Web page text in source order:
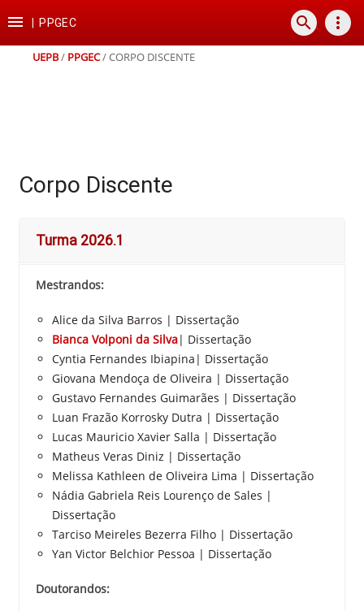
para
conteúdo
para
para
para
rodapé
 PPGEC search more_vert
UEPB/ PPGEC/CORPO DISCENTE
Corpo Discente
Turma 2026.1
Mestrandos:
Alice da Silva Barros | Dissertação
Bianca Volponi da Silva| Dissertação
Cyntia Fernandes Ibiapina| Dissertação
Giovana Mendoça de Oliveira | Dissertação
Gustavo Fernandes Guimarães | Dissertação
Luan Frazão Korrosky Dutra | Dissertação
Lucas Mauricio Xavier Salla | Dissertação
Matheus Veras Diniz | Dissertação
Melissa Kathleen de Oliveira Lima | Dissertação
Nádia Gabriela Reis Lourenço de Sales |
Dissertação
Tarciso Meireles Bezerra Filho | Dissertação
Yan Victor Belchior Pessoa | Dissertação
Doutorandos: